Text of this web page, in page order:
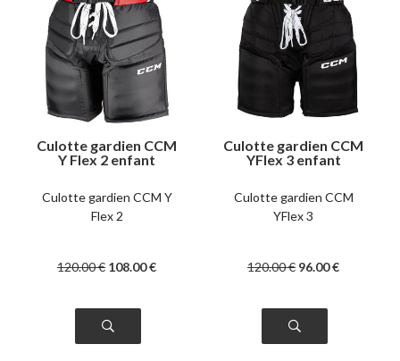
Culotte gardien CCM
Y Flex 2 enfant
Culotte gardien CCM Y
Flex 2
120.00€ 108.00€
Culotte gardien CCM
YFlex 3 enfant
Culotte gardien CCM
YFlex 3
120.00€ 96.00€